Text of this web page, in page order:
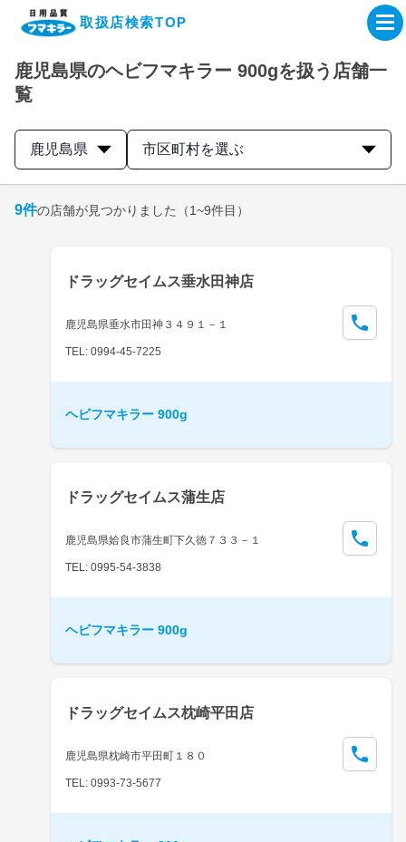
取扱店検索TOP
企業・IR情報サイト
製品情報サイト
取扱店検索はこちら
鹿児島県のヘビフマキラー 900gを扱う店舗一
覧
鹿児島県 市区町村を選ぶ
9件の店舗が見つかりました （1~9件目）
ドラッグセイムス垂水田神店
鹿児島県垂水市田神３４９１－１
TEL: 0994-45-7225
ヘビフマキラー 900g
ドラッグセイムス蒲生店
鹿児島県姶良市蒲生町下久徳７３３－１
TEL: 0995-54-3838
ヘビフマキラー 900g
ドラッグセイムス枕崎平田店
鹿児島県枕崎市平田町１８０
TEL: 0993-73-5677